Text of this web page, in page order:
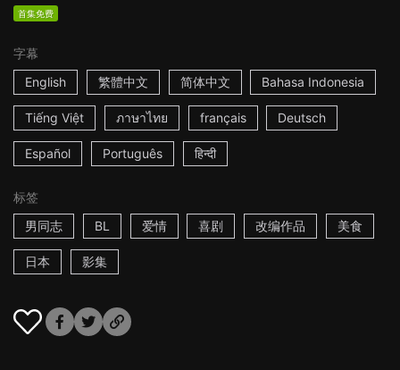
首集免费
字幕
English
繁體中文 简体中文 Bahasa Indonesia
Tiếng Việt ภาษาไทย français Deutsch
Español Português हिन्दी
标签
男同志
BL 爱情 喜剧 改编作品 美食
日本 影集